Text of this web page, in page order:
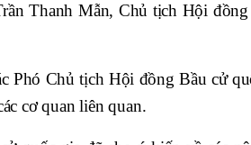
Thanh Mẫn, Chủ tịch Hội
Phó Chủ tịch Hội đồng Bầu cử
cơ quan liên quan.